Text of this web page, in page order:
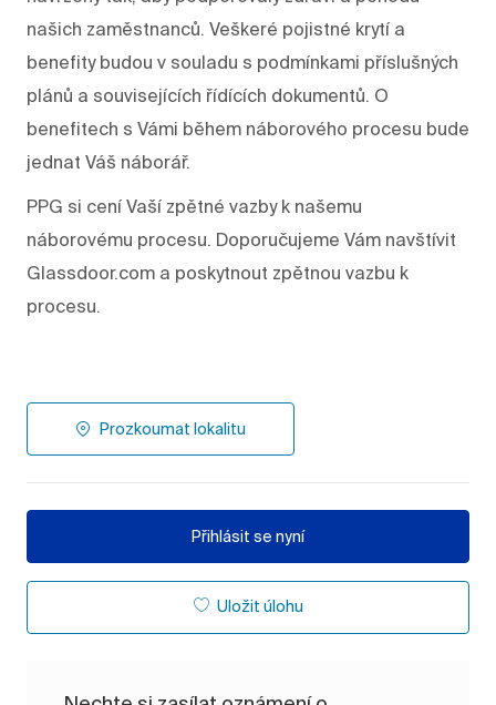
našich zaměstnanců. Veškeré pojistné krytí a
benefity budou v souladu s podmínkami příslušných
plánů a souvisejících řídících dokumentů. O
benefitech s Vámi během náborového procesu bude
jednat Váš náborář.
PPG si cení Vaší zpětné vazby k našemu
náborovému procesu. Doporučujeme Vám navštívit
Glassdoor.com a poskytnout zpětnou vazbu k
procesu.
Prozkoumat lokalitu
Přihlásit se nyní
Uložit úlohu